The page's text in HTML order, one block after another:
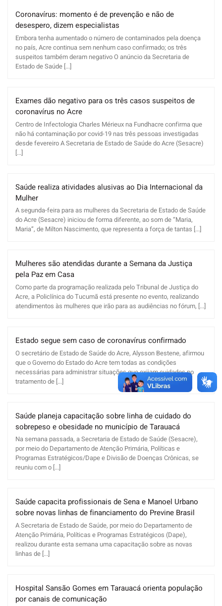
Coronavírus: momento é de prevenção e não de
desespero, dizem especialistas
Embora tenha aumentado o número de contaminados pela doença
no país, Acre continua sem nenhum caso confirmado; os três
suspeitos também deram negativo O anúncio da Secretaria de
Estado de Saúde [...]
Exames dão negativo para os três casos suspeitos de
coronavírus no Acre
Centro de Infectologia Charles Mérieux na Fundhacre confirma que
não há contaminação por covid-19 nas três pessoas investigadas
desde fevereiro A Secretaria de Estado de Saúde do Acre (Sesacre)
[...]
Saúde realiza atividades alusivas ao Dia Internacional da
Mulher
A segunda-feira para as mulheres da Secretaria de Estado de Saúde
do Acre (Sesacre) iniciou de forma diferente, ao som de “Maria,
Maria”, de Milton Nascimento, que representa a força de tantas [...]
Mulheres são atendidas durante a Semana da Justiça
pela Paz em Casa
Como parte da programação realizada pelo Tribunal de Justiça do
Acre, a Policlínica do Tucumã está presente no evento, realizando
atendimentos às mulheres que irão para as audiências no fórum, [...]
Estado segue sem caso de coronavírus confirmado
O secretário de Estado de Saúde do Acre, Alysson Bestene, afirmou
que o Governo do Estado do Acre tem todas as condições
necessárias para administrar situações que exijam cuidados no
tratamento de [...]
Saúde planeja capacitação sobre linha de cuidado do
sobrepeso e obesidade no município de Tarauacá
Na semana passada, a Secretaria de Estado de Saúde (Sesacre),
por meio do Departamento de Atenção Primária, Políticas e
Programas Estratégicos/Dape e Divisão de Doenças Crônicas, se
reuniu com o [...]
Saúde capacita profissionais de Sena e Manoel Urbano
sobre novas linhas de financiamento do Previne Brasil
A Secretaria de Estado de Saúde, por meio do Departamento de
Atenção Primária, Políticas e Programas Estratégicos (Dape),
realizou durante esta semana uma capacitação sobre as novas
linhas de [...]
Hospital Sansão Gomes em Tarauacá orienta população
por canais de comunicação